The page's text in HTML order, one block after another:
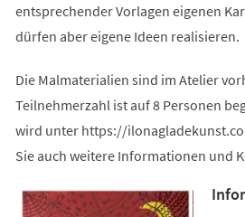
entsprechender Vorlagen eigenen
dürfen aber eigene Ideen realisieren.
Die Malmaterialien sind im Atelier
Teilnehmerzahl ist auf 8 Personen
wird unter https://
Sie auch weitere Informationen und